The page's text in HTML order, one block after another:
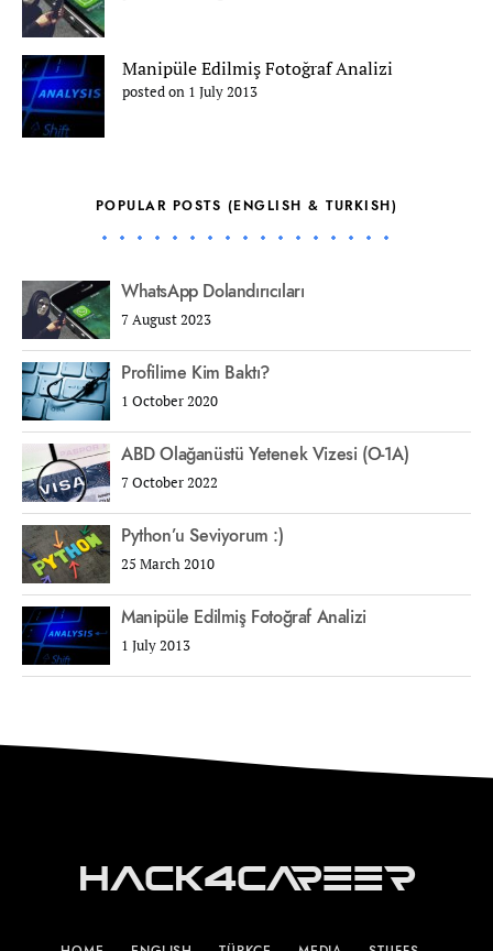
Manipüle Edilmiş Fotoğraf Analizi
posted on 1 July 2013
POPULAR POSTS (ENGLISH & TURKISH)
WhatsApp Dolandırıcıları
7 August 2023
Profilime Kim Baktı?
1 October 2020
ABD Olağanüstü Yetenek Vizesi (O-1A)
7 October 2022
Python’u Seviyorum :)
25 March 2010
Manipüle Edilmiş Fotoğraf Analizi
1 July 2013
Hack4Career